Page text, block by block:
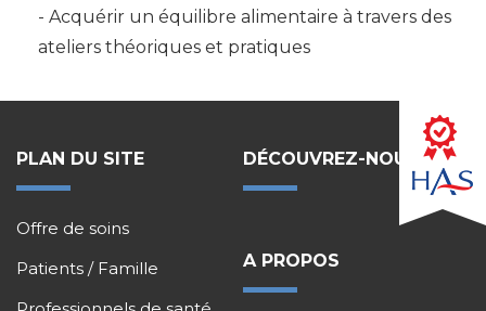
Acquérir un équilibre alimentaire à travers des
ateliers théoriques et pratiques
PLAN DU SITE
Offre de soins
Patients / Famille
DÉCOUVREZ-NOUS !
A PROPOS